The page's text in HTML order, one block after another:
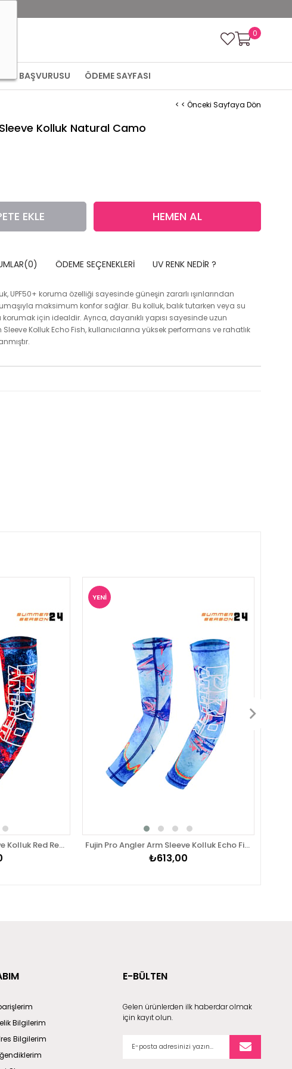
0
BAŞVURUSU ÖDEME SAYFASI
< < Önceki Sayfaya Dön
Kolluk Natural Camo
(0) ÖDEME SEÇENEKLERI UV RENK NEDIR ?
UPF50+ koruma özelliği sayesinde güneşin zararlı ışınlarından
maksimum konfor sağlar. Bu kolluk, balık tutarken veya su
için idealdir. Ayrıca, dayanıklı yapısı sayesinde uzun
Kolluk Echo Fish, kullanıcılarına yüksek performans ve rahatlık
Fujin Pro Angler Arm Sleeve Kolluk Red Reef Fujin Pro Angler Arm Sleeve Kolluk Echo Fish
₺613,00
YENI
Bilgilerim
Bilgilerim
E-BÜLTEN
Gelen ürünlerden ilk haberdar olmak
için kayıt olun.